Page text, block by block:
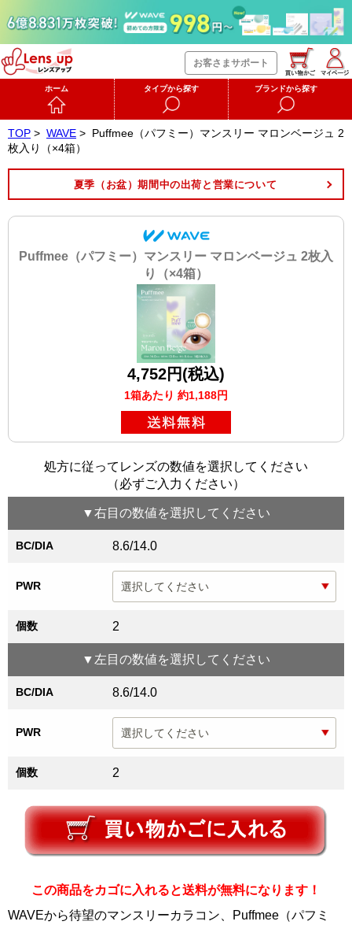
お客さまサポート
ホーム タイプから探す ブランドから探す
TOP > WAVE > Puffmee（パフミー）マンスリー マロンベージュ 2
枚入り（×4箱）
夏季（お盆）期間中の出荷と営業について
Puffmee（パフミー）マンスリー マロンベージュ 2枚入
り（×4箱）
4,752円(税込)
1箱あたり 約1,188円
処方に従ってレンズの数値を選択してください
（必ずご入力ください）
▼右目 の数値を選択してください
BC/DIA 8.6/14.0
PWR
個数 2
▼ 左目 の数値を選択してください
BC/DIA 8.6/14.0
PWR
個数 2
この商品をカゴに入れると送料が無料になります！
WAVEから待望のマンスリーカラコン、Puffmee（パフミ